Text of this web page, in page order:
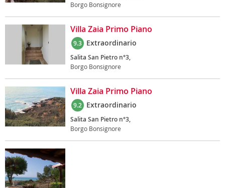
Borgo Bonsignore
Villa Zaia Primo Piano
9.3 Extraordinario
Salita San Pietro n°3,
Borgo Bonsignore
Villa Zaia Primo Piano
9.2 Extraordinario
Salita San Pietro n°3,
Borgo Bonsignore